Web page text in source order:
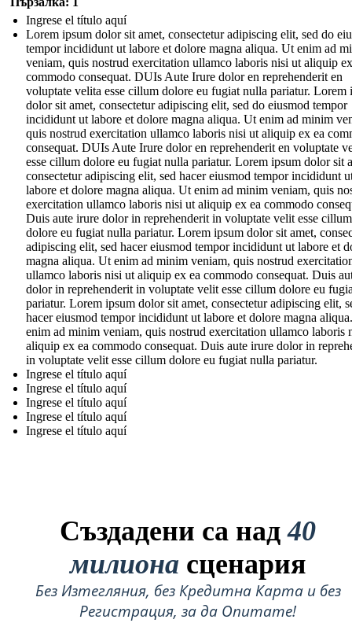
Ingrese el título aquí
Lorem ipsum dolor sit amet, consectetur adipiscing elit, sed do
tempor incididunt ut labore et dolore magna aliqua. Ut enim ad
veniam, quis nostrud exercitation ullamco laboris nisi ut aliquip
commodo consequat. DUIs Aute Irure dolor en reprehenderit en
voluptate velita esse cillum dolore eu fugiat nulla pariatur. Lorem
dolor sit amet, consectetur adipiscing elit, sed do eiusmod tempor
incididunt ut labore et dolore magna aliqua. Ut enim ad minim
quis nostrud exercitation ullamco laboris nisi ut aliquip ex ea
consequat. DUIs Aute Irure dolor en reprehenderit en voluptate
esse cillum dolore eu fugiat nulla pariatur. Lorem ipsum dolor sit
consectetur adipiscing elit, sed hacer eiusmod tempor incididunt
labore et dolore magna aliqua. Ut enim ad minim veniam, quis
exercitation ullamco laboris nisi ut aliquip ex ea commodo
Duis aute irure dolor in reprehenderit in voluptate velit esse cillum
dolore eu fugiat nulla pariatur. Lorem ipsum dolor sit amet,
adipiscing elit, sed hacer eiusmod tempor incididunt ut labore et
magna aliqua. Ut enim ad minim veniam, quis nostrud
ullamco laboris nisi ut aliquip ex ea commodo consequat. Duis
dolor in reprehenderit in voluptate velit esse cillum dolore eu
pariatur. Lorem ipsum dolor sit amet, consectetur adipiscing elit,
hacer eiusmod tempor incididunt ut labore et dolore magna
enim ad minim veniam, quis nostrud exercitation ullamco laboris
aliquip ex ea commodo consequat. Duis aute irure dolor in
in voluptate velit esse cillum dolore eu fugiat nulla pariatur.
Ingrese el título aquí
Ingrese el título aquí
Ingrese el título aquí
Ingrese el título aquí
Ingrese el título aquí
Създадени са над40
милиона сценария
Без Изтегляния, без Кредитна Карта и без
Регистрация, за да Опитате!